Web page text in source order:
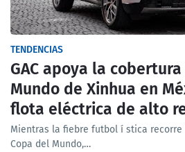
TENDENCIAS
GAC apoya la
Mundo de Xinhua en
flota eléctrica de alto
Mientras la fiebre futbol í stica
Copa del Mundo,…